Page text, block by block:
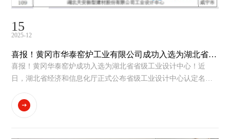
15
2025-12
喜报！黄冈市华泰窑炉工业有限公司成功入选为湖北省省
级工业设计中心
喜报！黄冈华泰窑炉成功入选为湖北省省级工业设计中心！近
日，湖北省经济和信息化厅正式公布省级工业设计中心认定名
设计体系及显著的行业示范作用，成功通过认定，跻身省级工业
设计中心行列，成为黄冈市窑炉行业首家获此殊荣的企业。这一